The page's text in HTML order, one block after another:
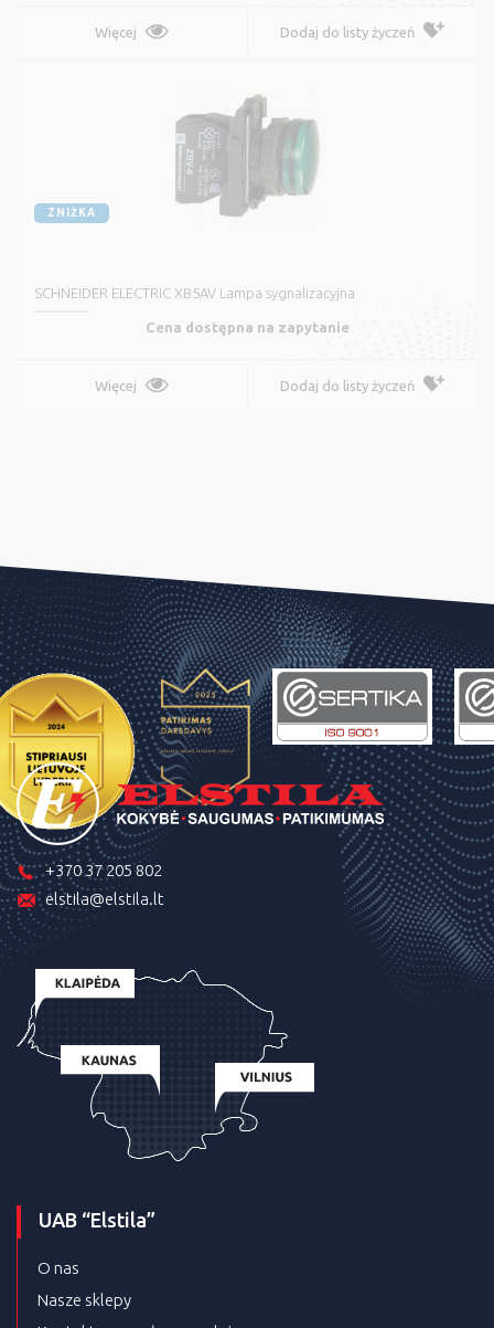
Więcej Dodaj do listy życzeń
ZNIŻKA
SCHNEIDER ELECTRIC XB5AV Lampa sygnalizacyjna
Cena dostępna na zapytanie
Więcej Dodaj do listy życzeń
+370 37 205 802
elstila@elstila.lt
UAB “Elstila”
O nas
Nasze sklepy